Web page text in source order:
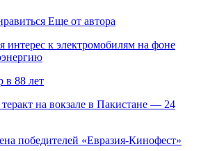
Еще от автора
к электромобилям на фоне
в 88 лет
на вокзале в Пакистане — 24
победителей «Евразия-Кинофест»